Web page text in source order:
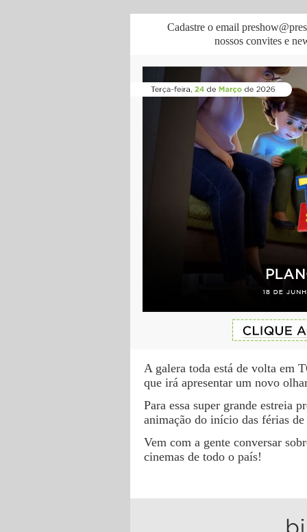
Cadastre o email
nossos convites e
A galera toda está de volta em
que irá apresentar um novo
Para essa super grande estreia
animação do início das férias
Vem com a gente conversar
cinemas de todo o país!